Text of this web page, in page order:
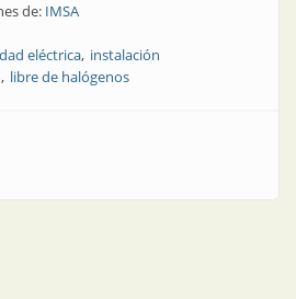
de: IMSA
eléctrica instalación
libre de halógenos
que diferencia al profesional del